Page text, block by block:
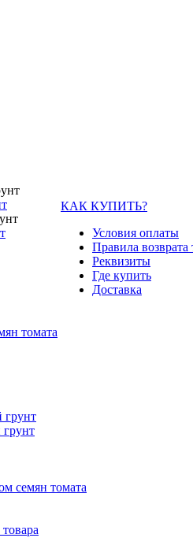
томата
КАК КУПИТЬ?
Условия оплаты
Правила возврата
Реквизиты
Где купить
Доставка
грунт
семян томата